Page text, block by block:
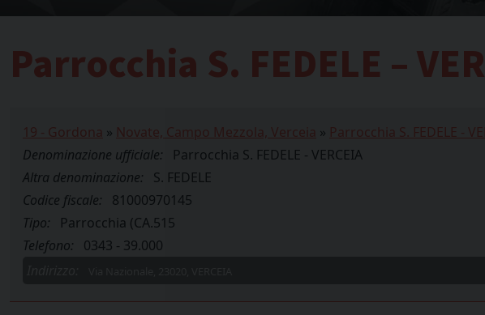
Parrocchia S. FEDELE –
19 - Gordona » Novate, Campo Mezzola, Verceia » Parrocchia S. FEDELE -
Denominazione ufficiale:
Parrocchia S. FEDELE - VERCEIA
Altra denominazione:
S. FEDELE
Codice fiscale:
81000970145
Tipo:
Parrocchia (CA.515
Telefono:
0343 - 39.000